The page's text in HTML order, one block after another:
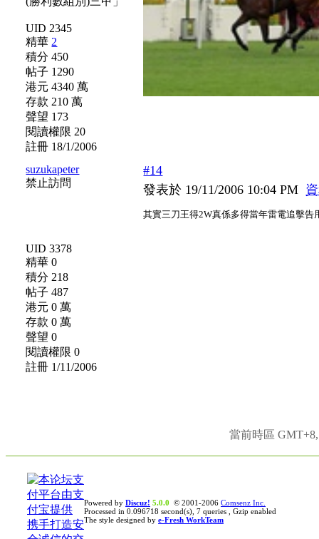
UID 2345
精華 2
積分 450
帖子 1290
港元 4340 萬
存款 210 萬
聲望 173
閱讀權限 20
註冊 18/1/2006
suzukapeter
禁止訪問
UID 3378
精華 0
積分 218
帖子 487
港元 0 萬
存款 0 萬
聲望 0
閱讀權限 0
註冊 1/11/2006
#14
發表於 19/11/2006 10:04 PM
其實三刀王得2W真係多得當年雷電追擊告
當前時區
Powered by Discuz! 5.0.0 © 2001-2006 Comsenz Inc.
Processed in 0.096718 second(s), 7 queries , Gzip enabled
The style designed by e-Fresh WorkTeam